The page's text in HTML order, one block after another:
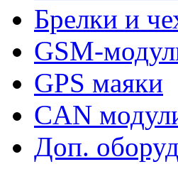
Брелки и
GSM-
GPS маяки
CAN
Доп.